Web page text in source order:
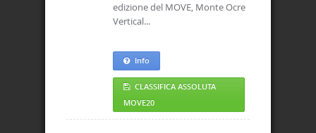
edizione del MOVE, Monte Ocre
Vertical...
Info
CLASSIFICA ASSOLUTA
MOVE20